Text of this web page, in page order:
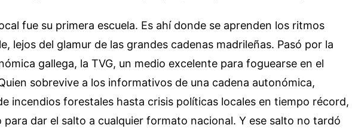
fue su primera escuela. Es ahí donde se aprenden los ritmos
lejos del glamur de las grandes cadenas madrileñas. Pasó por la
gallega, la TVG, un medio excelente para foguearse en el
sobrevive a los informativos de una cadena autonómica,
incendios forestales hasta crisis políticas locales en tiempo récord,
para dar el salto a cualquier formato nacional. Y ese salto no tardó